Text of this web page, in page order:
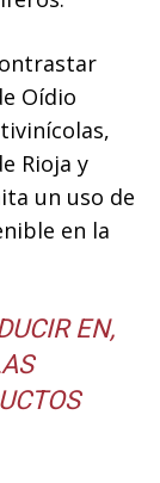
Oídio
Rioja y
un uso de
en la
EN,